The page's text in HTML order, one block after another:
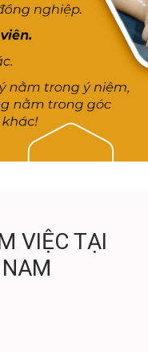
VIỆC TẠI